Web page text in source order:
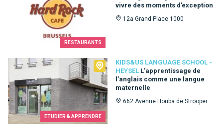
RESTAURANTS
vivre des moments d’exception
12a Grand Place 1000
ETUDIER & APPRENDRE
KIDS&US LANGUAGE SCHOOL -
HEYSEL L’apprentissage de
l’anglais comme une langue
maternelle
662 Avenue Houba de Strooper
Kids&Us language school - Heysel